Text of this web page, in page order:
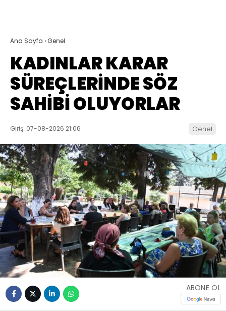
Ana Sayfa ›Genel
KADINLAR KARAR
SÜREÇLERİNDE SÖZ
SAHİBİ OLUYORLAR
Giriş: 07-08-2026 21:06 Genel
ABONE OL